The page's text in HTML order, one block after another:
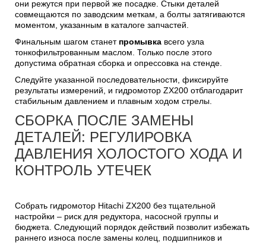
они режутся при первой же посадке. Стыки деталей
совмещаются по заводским меткам, а болты затягиваются
моментом, указанным в каталоге запчастей.
Финальным шагом станет промывка всего узла
тонкофильтрованным маслом. Только после этого
допустима обратная сборка и опрессовка на стенде.
Следуйте указанной последовательности, фиксируйте
результаты измерений, и гидромотор ZX200 отблагодарит
стабильным давлением и плавным ходом стрелы.
СБОРКА ПОСЛЕ ЗАМЕНЫ
ДЕТАЛЕЙ: РЕГУЛИРОВКА
ДАВЛЕНИЯ ХОЛОСТОГО ХОДА И
КОНТРОЛЬ УТЕЧЕК
Собрать гидромотор Hitachi ZX200 без тщательной
настройки – риск для редуктора, насосной группы и
бюджета. Следующий порядок действий позволит избежать
раннего износа после замены колец, подшипников и